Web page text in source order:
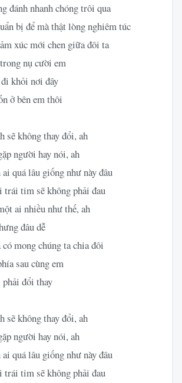
đánh nhanh chóng trôi qua
bị để mà thật lòng nghiêm túc
xúc mới chen giữa đôi ta
nụ cười em
khỏi nơi đây
ở bên em thôi
sẽ không thay đổi, ah
người hay nói, ah
quá lâu giống như này đâu
trái tim sẽ không phải đau
ai nhiều như thế, ah
đâu dễ
mong chúng ta chia đôi
sau cùng em
đổi thay
sẽ không thay đổi, ah
người hay nói, ah
quá lâu giống như này đâu
trái tim sẽ không phải đau